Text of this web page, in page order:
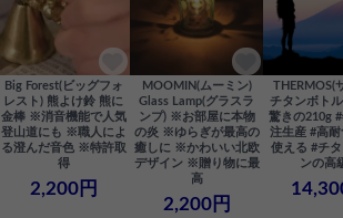
Big Forest(ビッグフォ
レスト) 熊よけ鈴 熊に
金棒 ※消音機能で人気
登山道にも ※職人によ
る澄んだ音色 ※特許取
得
2,200円
MOOMIN(ムーミン)
Glass Lamp(グラスラ
ンプ) ※お部屋に本物
の炎 ※ゆらぎが最高の
癒しに ※かわいい北欧
デザイン ※贈り物に最
高
2,200円
THERMOS(
チタンボト
驚きの210g
注生産 #高
使える #チ
ンの高